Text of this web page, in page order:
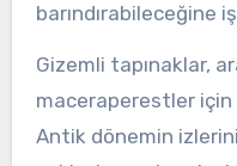
barındırabileceğine
Gizemli tapınaklar,
maceraperestler için
Antik dönemin